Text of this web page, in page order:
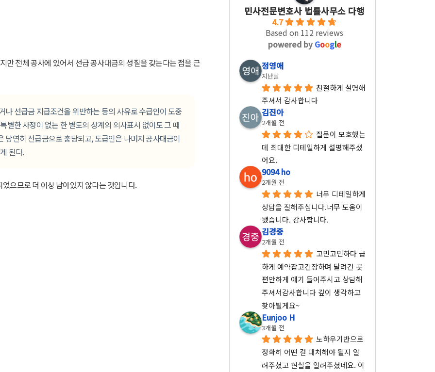
만 전체 공사에 있어서 선급 공사대금의 성질을 갖는다는 점을 근
선급금 지급조건을 위반하는 등의 사유로 수급인이 도중
별한 사정이 없는 한 별도의 상계의 의사표시 없이도 그 때
연히 선급금으로 충당되고, 도급인은 나머지 공사대금이
된다.
으므로 더 이상 남아있지 않다는 것입니다.
민사전문변호사 법률사무소 다행
4.7
Based on 112 reviews
powered by Google
정영애
지난달
친절하게 설명해
주셔서 감사합니다
김진아
2개월 전
질문이 모호했는
데 최대한 디테일하게 설명해주셨
어요.
9094 ho
2개월 전
너무 디테일하게
상담을 잘해주십니다.너무 도움이
됐습니다. 감사합니다.
김경중
2개월 전
고민고민하다 급
하게 예약잡고긴장하며 달려간 곳
편안하게 얘기 들어주시고 상담해
주셔서감사합니다 깊이 생각하고
찾아뵐게요~
Eunjoo H
3개월 전
노하우기반으로
정확히 어떤 걸 대처해야 될지 알
려주셨고 현실을 알려주셨네요. 이